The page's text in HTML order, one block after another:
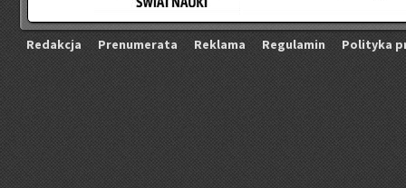
Re­dak­cja Pre­nu­me­ra­ta Re­kla­ma Re­gu­la­min Po­li­ty­ka